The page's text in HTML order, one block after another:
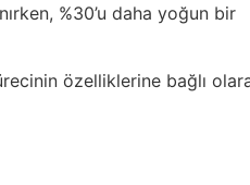
%30’u daha yoğun bir
özelliklerine bağlı